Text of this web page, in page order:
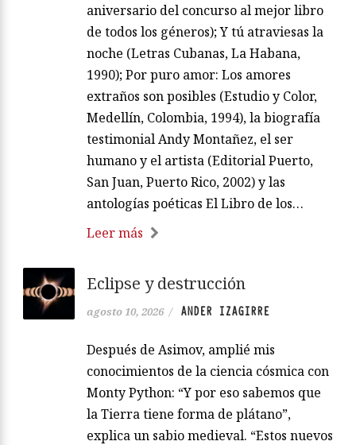
aniversario del concurso al mejor libro
de todos los géneros); Y tú atraviesas la
noche (Letras Cubanas, La Habana,
1990); Por puro amor: Los amores
extraños son posibles (Estudio y Color,
Medellín, Colombia, 1994), la biografía
testimonial Andy Montañez, el ser
humano y el artista (Editorial Puerto,
San Juan, Puerto Rico, 2002) y las
antologías poéticas El Libro de los…
Leer más
Eclipse y destrucción
agosto 10, 2026 / ANDER IZAGIRRE
Después de Asimov, amplié mis
conocimientos de la ciencia cósmica con
Monty Python: “Y por eso sabemos que
la Tierra tiene forma de plátano”,
explica un sabio medieval. “Estos nuevos